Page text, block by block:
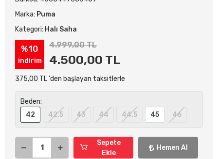
Marka: Puma
Kategori: Halı Saha
%10
indirim
4.999,00 TL
4.500,00 TL
375,00 TL 'den başlayan taksitlerle
Beden:
42
42,5 43 44 44,5 45 46
Sepete
Ekle
Hemen Al